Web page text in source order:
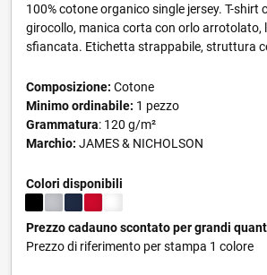
100% cotone organico single jersey. T-shirt
girocollo, manica corta con orlo arrotolato,
sfiancata. Etichetta strappabile, struttura
Composizione: Cotone
Minimo ordinabile: 1 pezzo
Grammatura: 120 g/m²
Marchio: JAMES & NICHOLSON
Colori disponibili
Prezzo cadauno scontato per grandi
Prezzo di riferimento per stampa 1 colore